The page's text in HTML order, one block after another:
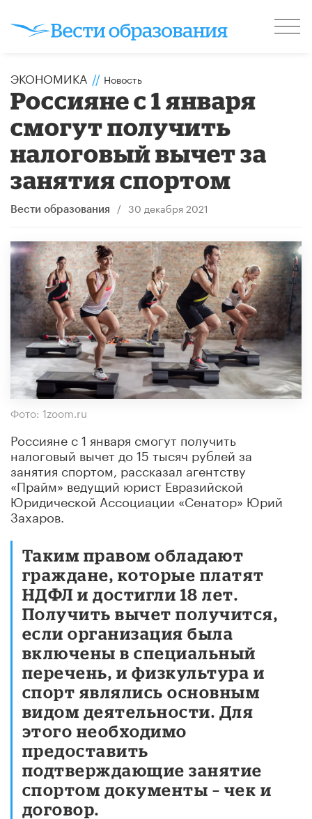
ЭКОНОМИКА // Новость
Россияне с 1 января
смогут получить
налоговый вычет за
занятия спортом
Вести образования / 30 декабря 2021
Фото: 1zoom.ru
Россияне с 1 января смогут получить
налоговый вычет до 15 тысяч рублей за
занятия спортом, рассказал агентству
«Прайм» ведущий юрист Евразийской
Юридической Ассоциации «Сенатор» Юрий
Захаров.
Таким правом обладают
граждане, которые платят
НДФЛ и достигли 18 лет.
Получить вычет получится,
если организация была
включены в специальный
перечень, и физкультура и
спорт являлись основным
видом деятельности. Для
этого необходимо
предоставить
подтверждающие занятие
спортом документы – чек и
договор.